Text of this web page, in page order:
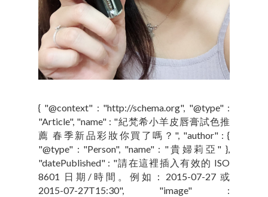
{ "@context" : "http://schema.org", "@type" :
"Article", "name" : "紀梵希小羊皮唇膏試色推
薦 春季新品彩妝你買了嗎？", "author" : {
"@type" : "Person", "name" : "貴婦莉亞" },
"datePublished" : "請在這裡插入有效的 ISO
8601 日期/時間。例如：2015-07-27 或
2015-07-27T15:30", "image" :